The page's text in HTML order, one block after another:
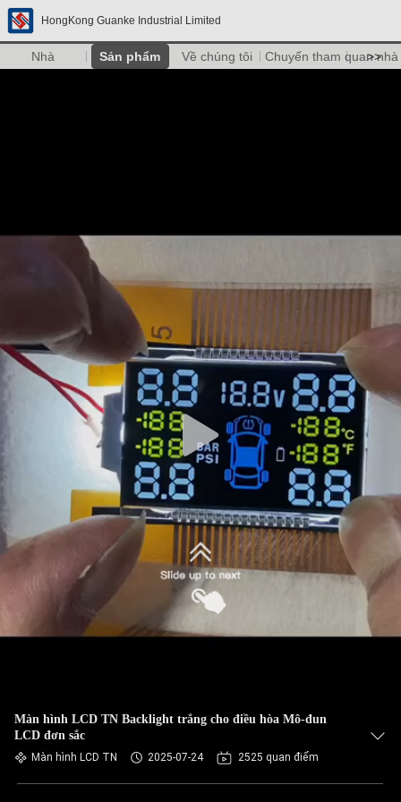
HongKong Guanke Industrial Limited
Nhà Sản phẩm Về chúng tôi Chuyến tham quan nhà
>>
Màn hình LCD TN Backlight trắng cho điều hòa Mô-đun
LCD đơn sắc
Màn hình LCD TN 2025-07-24 2525 quan điểm